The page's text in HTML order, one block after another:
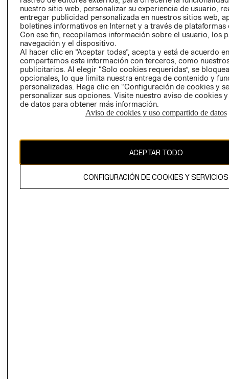
QUEJAS Y
RECLAMOS
Colombia ($)
CAMBIAR REGIÓN
El contenido de esta página web está protegido por copyright y es
nuestro sitio web, personalizar su experiencia de usuario,
entregar publicidad personalizada en nuestros sitios web,
boletines informativos en Internet y a través de plataformas
Con ese fin, recopilamos información sobre el usuario, los
navegación y el dispositivo.
Al hacer clic en “Aceptar todas”, acepta y está de acuerdo
compartamos esta información con terceros, como
publicitarios. Al elegir “Solo cookies requeridas”, se
opcionales, lo que limita nuestra entrega de contenido y
personalizadas. Haga clic en “Configuración de cookies y
personalizar sus opciones. Visite nuestro aviso de cookies
de datos para obtener más información.
Aviso de cookies y uso compartido de datos
ACEPTAR TODO
CONFIGURACIÓN DE COOKIES Y SERVICIOS